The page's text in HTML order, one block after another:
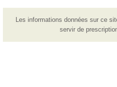
Les informations données sur ce
servir de